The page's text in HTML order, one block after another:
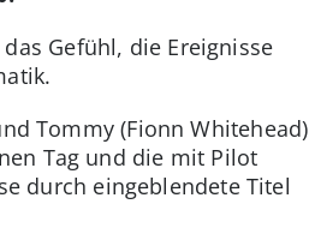
Gefühl, die Ereignisse
Tommy (Fionn Whitehead)
Tag und die mit Pilot
durch eingeblendete Titel